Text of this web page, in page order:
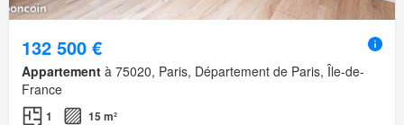
132 500 €
Appartement à 75020, Paris, Département de Paris, Île-de-
France
1
15 m²